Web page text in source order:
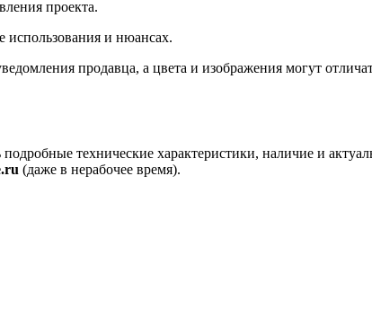
проекта.
использования и нюансах.
продавца, а цвета и изображения могут
технические характеристики, наличие и
(даже в нерабочее время).